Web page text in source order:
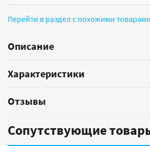
Перейти в раздел с похожими товарами
Описание
Характеристики
Отзывы
Сопутствующие